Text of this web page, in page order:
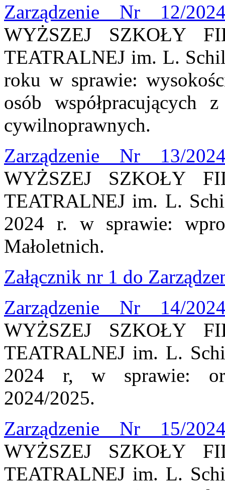
Zarządzenie Nr 12/
WYŻSZEJ SZKOŁY
TEATRALNEJ im. L.
roku w sprawie:
osób współpracujących
cywilnoprawnych.
Zarządzenie Nr 13/
WYŻSZEJ SZKOŁY
TEATRALNEJ im. L.
2024 r. w sprawie:
Małoletnich.
Załącznik nr 1 do
Zarządzenie Nr 14/
WYŻSZEJ SZKOŁY
TEATRALNEJ im. L.
2024 r, w sprawie:
2024/2025.
Zarządzenie Nr 15/
WYŻSZEJ SZKOŁY
TEATRALNEJ im. L.